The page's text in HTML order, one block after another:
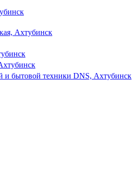
Ахтубинск
и бытовой техники DNS, Ахтубинск